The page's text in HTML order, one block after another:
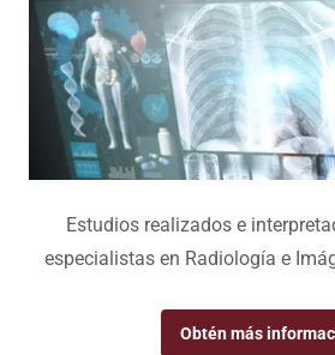
Estudios realizados e
especialistas en Radiología e
Obtén más